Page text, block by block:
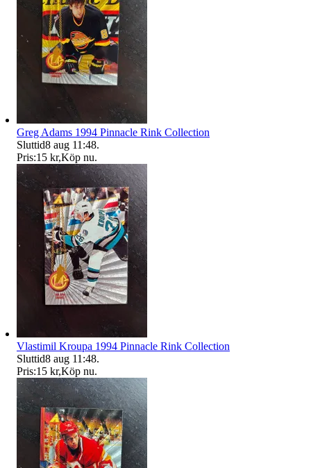
Greg Adams 1994 Pinnacle Rink Collection
Sluttid8 aug 11:48.
Pris:15 kr,Köp nu.
Vlastimil Kroupa 1994 Pinnacle Rink Collection
Sluttid8 aug 11:48.
Pris:15 kr,Köp nu.